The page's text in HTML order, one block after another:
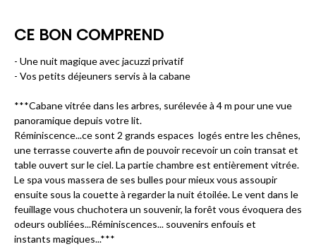
CE BON COMPREND
- Une nuit magique avec jacuzzi privatif
- Vos petits déjeuners servis à la cabane
***Cabane vitrée dans les arbres, surélevée à 4 m pour une vue
panoramique depuis votre lit.
Réminiscence...ce sont 2 grands espaces logés entre les chênes,
une terrasse couverte afin de pouvoir recevoir un coin transat et
table ouvert sur le ciel. La partie chambre est entièrement vitrée.
Le spa vous massera de ses bulles pour mieux vous assoupir
ensuite sous la couette à regarder la nuit étoilée. Le vent dans le
feuillage vous chuchotera un souvenir, la forêt vous évoquera des
odeurs oubliées...Réminiscences... souvenirs enfouis et
instants magiques...***